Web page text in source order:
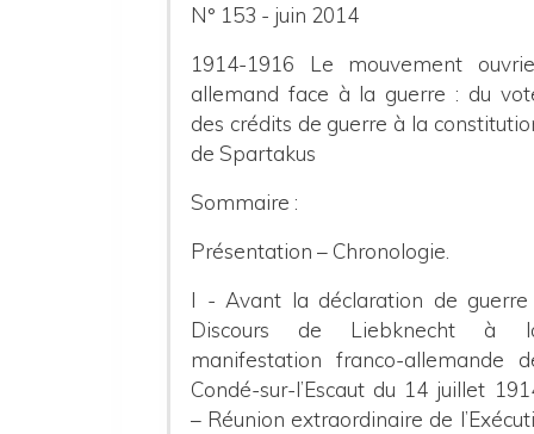
N° 153 - juin 2014
1914-1916 Le mouvement
allemand face à la guerre : du
des crédits de guerre à la
de Spartakus
Sommaire :
Présentation – Chronologie.
I - Avant la déclaration de guerre
Discours de Liebknecht à
manifestation franco-allemande
Condé-sur-l’Escaut du 14 juillet
– Réunion extraordinaire de